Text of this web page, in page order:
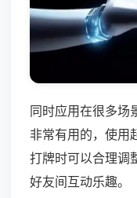
同时应用在很多场
非常有用的，使用
打牌时可以合理调
好友间互动乐趣。